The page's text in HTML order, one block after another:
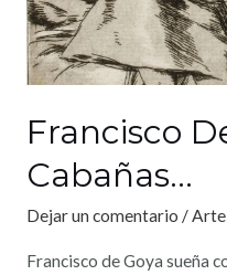
Francisco
Cabañas…
Dejar un comentario /Arte
Francisco de Goya sueña